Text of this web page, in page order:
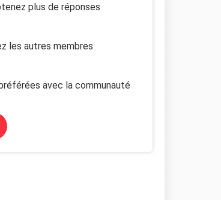
plus de réponses
les autres membres
avec la communauté